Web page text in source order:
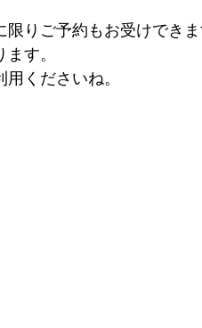
限りご予約もお受けでき
す。
くださいね。